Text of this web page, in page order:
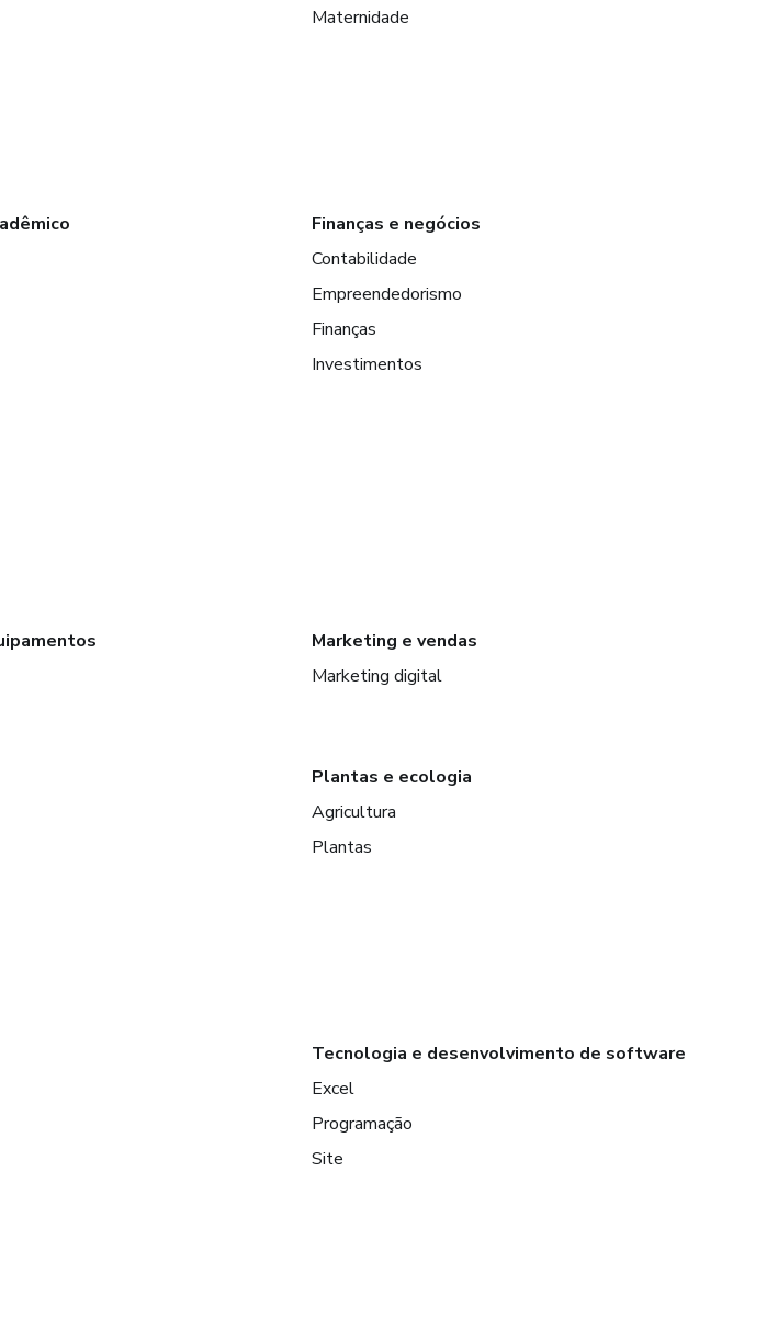
Maternidade
Finanças e negócios
Contabilidade
Empreendedorismo
Finanças
Investimentos
Marketing e vendas
Marketing digital
Plantas e ecologia
Agricultura
Plantas
Tecnologia e desenvolvimento de software
Excel
Programação
Site